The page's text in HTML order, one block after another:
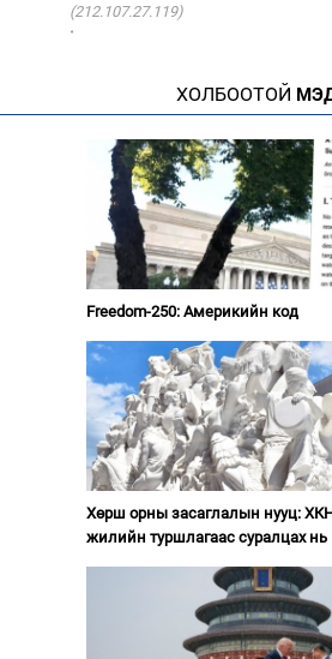
(212.107.27.119)
·
ХОЛБООТОЙ
Freedom-250: Америкийн код
Хөрш орны засаглалын нууц:
жилийн туршлагаас суралцах нь